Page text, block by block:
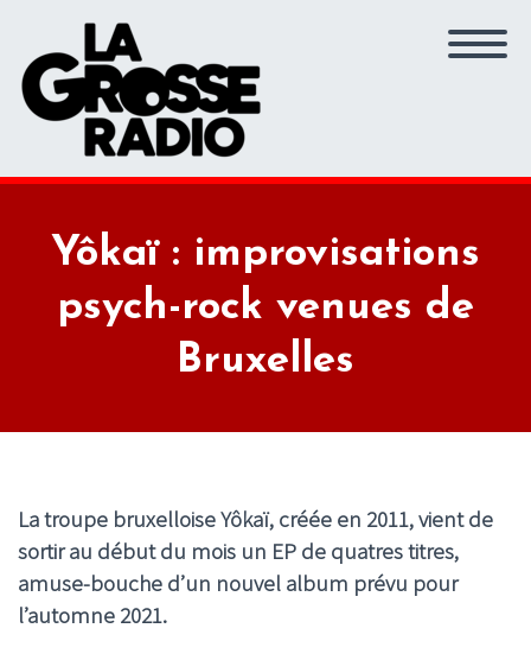
Yôkaï : improvisations
psych-rock venues de
Bruxelles
La troupe bruxelloise Yôkaï, créée en 2011, vient de
sortir au début du mois un EP de quatres titres,
amuse-bouche d’un nouvel album prévu pour
l’automne 2021.